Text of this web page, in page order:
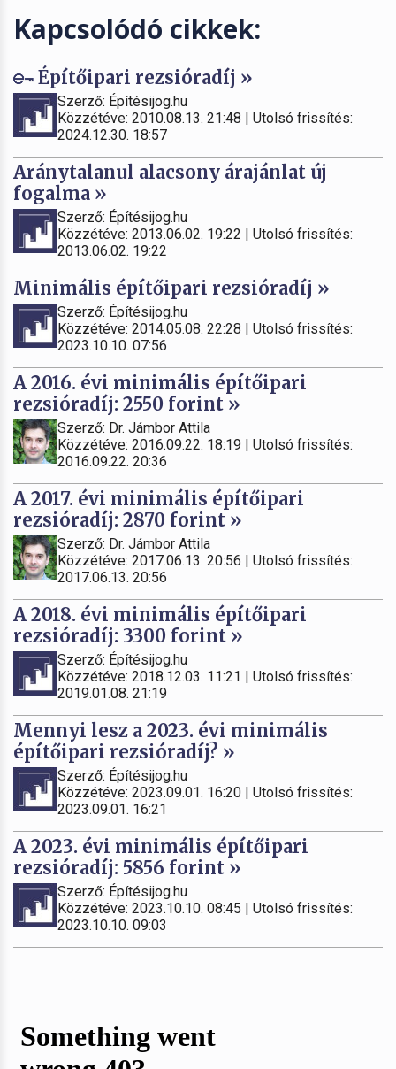
Kapcsolódó cikkek:
Építőipari rezsióradíj »
Szerző: Építésijog.hu
Közzétéve: 2010.08.13. 21:48 | Utolsó frissítés:
2024.12.30. 18:57
Aránytalanul alacsony árajánlat új
fogalma »
Szerző: Építésijog.hu
Közzétéve: 2013.06.02. 19:22 | Utolsó frissítés:
2013.06.02. 19:22
Minimális építőipari rezsióradíj »
Szerző: Építésijog.hu
Közzétéve: 2014.05.08. 22:28 | Utolsó frissítés:
2023.10.10. 07:56
A 2016. évi minimális építőipari
rezsióradíj: 2550 forint »
Szerző: Dr. Jámbor Attila
Közzétéve: 2016.09.22. 18:19 | Utolsó frissítés:
2016.09.22. 20:36
A 2017. évi minimális építőipari
rezsióradíj: 2870 forint »
Szerző: Dr. Jámbor Attila
Közzétéve: 2017.06.13. 20:56 | Utolsó frissítés:
2017.06.13. 20:56
A 2018. évi minimális építőipari
rezsióradíj: 3300 forint »
Szerző: Építésijog.hu
Közzétéve: 2018.12.03. 11:21 | Utolsó frissítés:
2019.01.08. 21:19
Mennyi lesz a 2023. évi minimális
építőipari rezsióradíj? »
Szerző: Építésijog.hu
Közzétéve: 2023.09.01. 16:20 | Utolsó frissítés:
2023.09.01. 16:21
A 2023. évi minimális építőipari
rezsióradíj: 5856 forint »
Szerző: Építésijog.hu
Közzétéve: 2023.10.10. 08:45 | Utolsó frissítés:
2023.10.10. 09:03